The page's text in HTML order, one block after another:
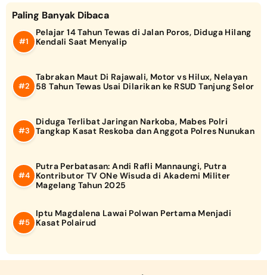
Paling Banyak Dibaca
Pelajar 14 Tahun Tewas di Jalan Poros, Diduga Hilang
Kendali Saat Menyalip
Tabrakan Maut Di Rajawali, Motor vs Hilux, Nelayan
58 Tahun Tewas Usai Dilarikan ke RSUD Tanjung Selor
Diduga Terlibat Jaringan Narkoba, Mabes Polri
Tangkap Kasat Reskoba dan Anggota Polres Nunukan
Putra Perbatasan: Andi Rafli Mannaungi, Putra
Kontributor TV ONe Wisuda di Akademi Militer
Magelang Tahun 2025
Iptu Magdalena Lawai Polwan Pertama Menjadi
Kasat Polairud